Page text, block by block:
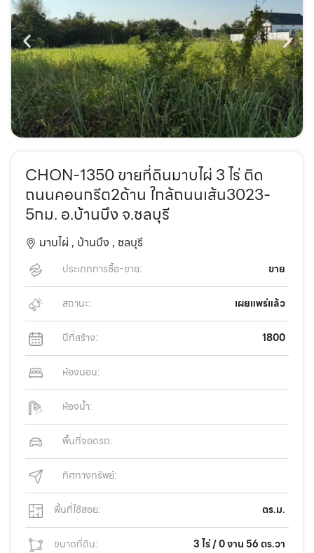
CHON-1350 ขายที่ดินมาบไผ่ 3 ไร่ ติด
ถนนคอนกรีต2ด้าน ใกล้ถนนเส้น3023-
5กม. อ.บ้านบึง จ.ชลบุรี
มาบไผ่ , บ้านบึง , ชลบุรี
ประเภทการซื้อ-ขาย: ขาย
สถานะ: เผยแพร่แล้ว
ปีที่สร้าง: 1800
ห้องนอน:
ห้องน้ำ:
พื้นที่จอดรถ:
ทิศทางทรัพย์:
พื้นที่ใช้สอย: ตร.ม.
ขนาดที่ดิน: 3 ไร่ / 0 งาน 56 ตร.วา